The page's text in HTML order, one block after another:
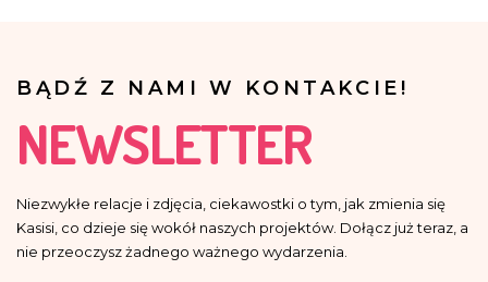
BĄDŹ Z NAMI W KONTAKCIE!
NEWSLETTER
Niezwykłe relacje i zdjęcia, ciekawostki o tym, jak zmienia się
Kasisi, co dzieje się wokół naszych projektów. Dołącz już teraz, a
nie przeoczysz żadnego ważnego wydarzenia.